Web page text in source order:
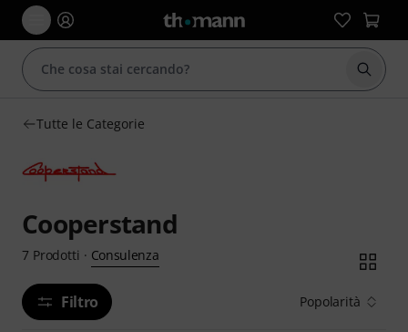
Tutte le Categorie
Cooperstand
7 Prodotti · Consulenza
Filtro Popolarità